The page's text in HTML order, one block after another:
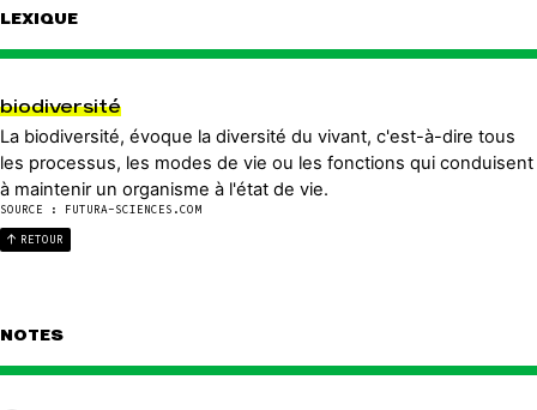
LEXIQUE
biodiversité
La biodiversité, évoque la diversité du vivant, c'est-à-dire tous
les processus, les modes de vie ou les fonctions qui conduisent
à maintenir un organisme à l'état de vie.
SOURCE : FUTURA-SCIENCES.COM
RETOUR
NOTES